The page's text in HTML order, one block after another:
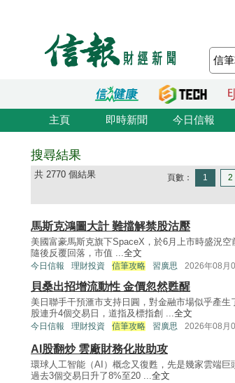
主頁 即時新聞 今日信報
搜尋結果
共 2770 個結果 頁數： 1 2
馬斯克鴻圖大計 難擋解禁股沽壓
美國富豪馬斯克旗下SpaceX，於6月上市時盛況空
隨後反覆回落，市值 ...全文
今日信報 理財投資 信筆攻略 習廣思 2026年08月
貝桑出招增流動性 金價忽然甦醒
美日聯手干預滙市支持日圓，對金融市場似乎產
股連升4個交易日，道指及標指創 ...全文
今日信報 理財投資 信筆攻略 習廣思 2026年08月
AI股翻炒 雲廠財務化妝助攻
環球人工智能（AI）概念又復甦，先是幾家雲端
過去3個交易日升了8%至20 ...全文